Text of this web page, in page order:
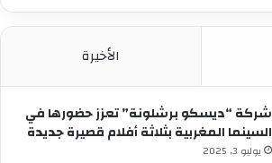
الأخيرة
شركة “ديسكو برشلونة” تعزز حضورها في
السينما المغربية بثلاثة أفلام قصيرة جديدة
يوليو 3, 2025